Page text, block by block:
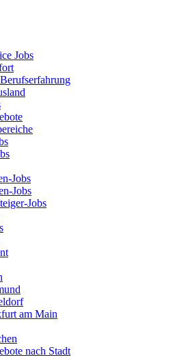
Jobs
Jobs
Jobs
Jobs
am Main
nach Stadt